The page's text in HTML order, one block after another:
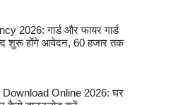
2026: गार्ड और फायर गार्ड
शुरू होंगे आवेदन, 60 हजार तक
Online 2026: घर